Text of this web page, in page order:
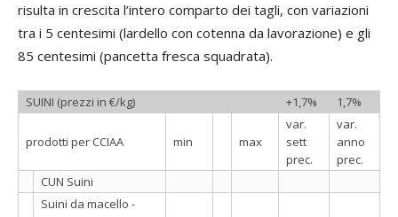
risulta in crescita l’intero comparto dei tagli, con variazioni
tra i 5 centesimi (lardello con cotenna da lavorazione) e gli
85 centesimi (pancetta fresca squadrata).
SUINI (prezzi in €/kg) +1,7% 1,7%
prodotti per CCIAA min max
var.
sett
prec.
var.
anno
prec.
CUN Suini
Suini da macello -